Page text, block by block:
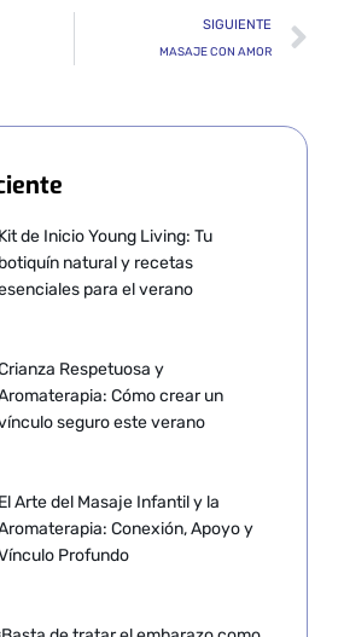
SIGUIENTE
MASAJE CON AMOR
Kit de Inicio Young Living: Tu
botiquín natural y recetas
para el verano
Respetuosa y
Cómo crear un
seguro este verano
El Arte del Masaje Infantil y la
Conexión, Apoyo y
Profundo